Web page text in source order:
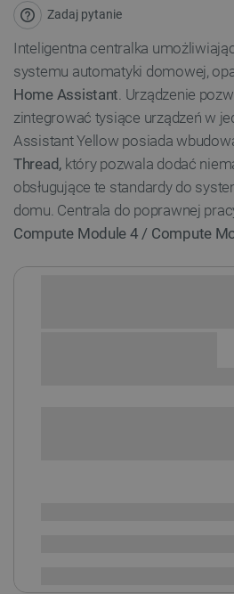
Zadaj pytanie
Inteligentna centralka
systemu automatyki domowej,
Home Assistant. Urządzenie
zintegrować tysiące urządzeń w
Assistant Yellow posiada
Thread, który pozwala dodać
obsługujące te standardy do
domu. Centrala do poprawnej
Compute Module 4 / Compute